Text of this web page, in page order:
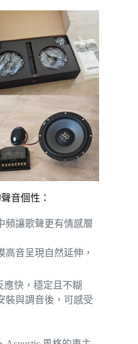
音個性：
頻讓歌聲更有情感層
高音呈現自然延伸，
應快，穩定且不糊
裝與調音後，可感受